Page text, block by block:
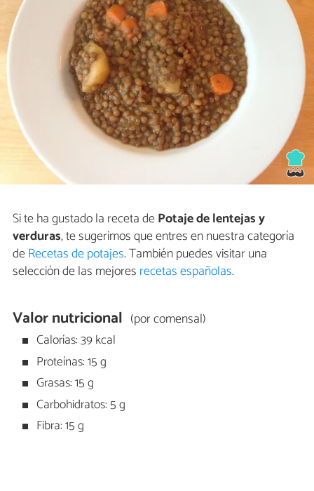
Si te ha gustado la receta dePotaje de lentejas y
verduras, te sugerimos que entres en nuestra categoría
deRecetas de potajes. También puedes visitar una
selección de las mejores recetas españolas.
Valor nutricional (por comensal)
Calorías: 39 kcal
Proteínas: 15 g
Grasas: 15 g
Carbohidratos: 5 g
Fibra: 15 g